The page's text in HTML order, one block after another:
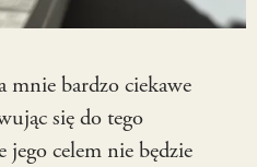
mnie bardzo ciekawe
się do tego
jego celem nie będzie